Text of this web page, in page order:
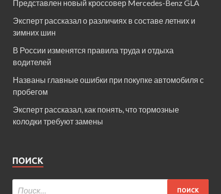
Представлен новый кроссовер Mercedes-Benz GLA
Эксперт рассказал о различиях в составе летних и
зимних шин
В России изменятся правила труда и отдыха
водителей
Названы главные ошибки при покупке автомобиля с
пробегом
Эксперт рассказал, как понять, что тормозные
колодки требуют замены
ПОИСК